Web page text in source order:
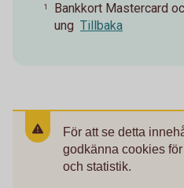
1
Bankkort Mastercard
ung Tillbaka
För att se detta
godkänna cookies
och statistik.